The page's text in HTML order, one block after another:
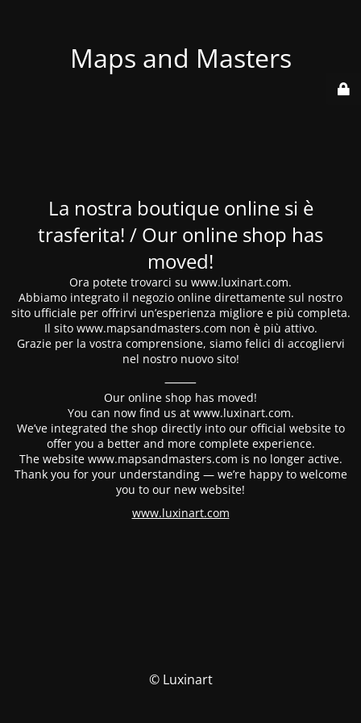
Maps and Masters
La nostra boutique online si è
trasferita! / Our online shop has
moved!
Ora potete trovarci su www.luxinart.com.
Abbiamo integrato il negozio online direttamente sul nostro
sito ufficiale per offrirvi un’esperienza migliore e più completa.
Il sito www.mapsandmasters.com non è più attivo.
Grazie per la vostra comprensione, siamo felici di accogliervi
nel nostro nuovo sito!
⸻
Our online shop has moved!
You can now find us at www.luxinart.com.
We’ve integrated the shop directly into our official website to
offer you a better and more complete experience.
The website www.mapsandmasters.com is no longer active.
Thank you for your understanding — we’re happy to welcome
you to our new website!
www.luxinart.com
© Luxinart